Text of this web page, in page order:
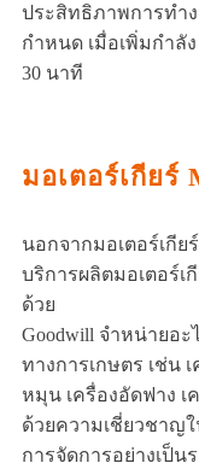
ประสิทธิภาพการทำ
กำหนด เมื่อเพิ่มกำลั
30 นาที
มอเตอร์เกียร์
นอกจากมอเตอร์เกีย
บริการผลิตมอเตอร์
ด้วย
Goodwill จำหน่ายอ
ทางการเกษตร เช่น
หมุน เครื่องอัดฟาง เ
ด้วยความเชี่ยวชาญ
การจัดการอย่างเป็น